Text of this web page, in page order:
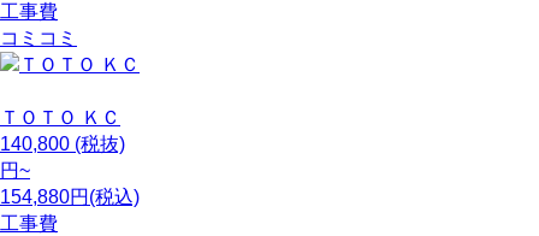
工事費
コミコミ
ＴＯＴＯ ＫＣ
140,800 (税抜)
円~
154,880円(税込)
工事費